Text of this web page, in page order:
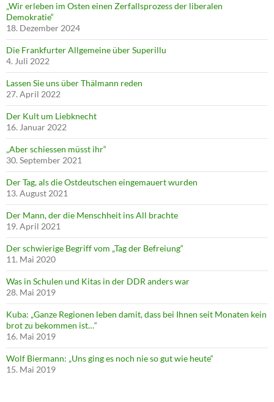
„Wir erleben im Osten einen Zerfallsprozess der liberalen
Demokratie“
18. Dezember 2024
Die Frankfurter Allgemeine über Superillu
4. Juli 2022
Lassen Sie uns über Thälmann reden
27. April 2022
Der Kult um Liebknecht
16. Januar 2022
„Aber schiessen müsst ihr“
30. September 2021
Der Tag, als die Ostdeutschen eingemauert wurden
13. August 2021
Der Mann, der die Menschheit ins All brachte
19. April 2021
Der schwierige Begriff vom „Tag der Befreiung“
11. Mai 2020
Was in Schulen und Kitas in der DDR anders war
28. Mai 2019
Kuba: „Ganze Regionen leben damit, dass bei Ihnen seit Monaten kein
brot zu bekommen ist…“
16. Mai 2019
Wolf Biermann: „Uns ging es noch nie so gut wie heute“
15. Mai 2019